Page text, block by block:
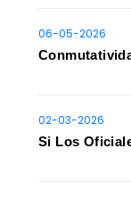
06-05-2026
02-03-2026
Si Los